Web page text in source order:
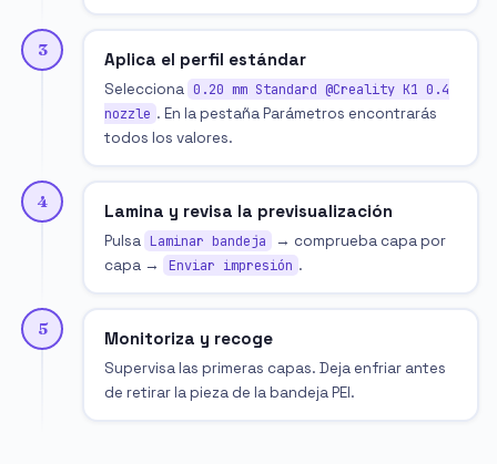
3 Aplica el perfil estándar
Selecciona 0.20 mm Standard @Creality K1 0.4
nozzle . En la pestaña Parámetros encontrarás
todos los valores.
4 Lamina y revisa la previsualización
Pulsa Laminar bandeja
→ comprueba capa por
capa →
Enviar impresión .
5 Monitoriza y recoge
Supervisa las primeras capas. Deja enfriar antes
de retirar la pieza de la bandeja PEI.